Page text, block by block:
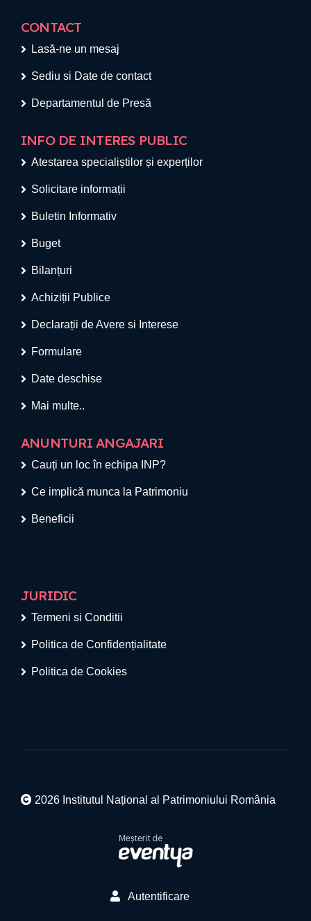
CONTACT
Lasă-ne un mesaj
Sediu si Date de contact
Departamentul de Presă
INFO DE INTERES PUBLIC
Atestarea specialiștilor și experților
Solicitare informații
Buletin Informativ
Buget
Bilanțuri
Achiziții Publice
Declarații de Avere si Interese
Formulare
Date deschise
Mai multe..
ANUNTURI ANGAJARI
Cauți un loc în echipa INP?
Ce implică munca la Patrimoniu
Beneficii
JURIDIC
Termeni si Conditii
Politica de Confidențialitate
Politica de Cookies
2026 Institutul Național al Patrimoniului România
Autentificare